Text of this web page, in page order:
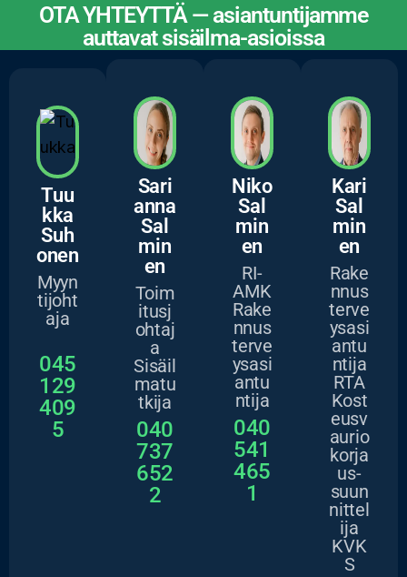
OTA YHTEYTTÄ — asiantuntijamme
auttavat sisäilma-asioissa
ASIANTUNTIJAMME
Tuu
kka
Suh
onen
Myyn
tijoht
aja
045
129
409
5
Sari
anna
Sal
min
en
Toim
itusj
ohtaj
a
Sisäil
matu
tkija
040
737
652
2
Niko
Sal
min
en
RI-
AMK
Rake
nnus
terve
ysasi
antu
ntija
040
541
465
1
Kari
Sal
min
en
Rake
nnus
terve
ysasi
antu
ntija
RTA
Kost
eusv
aurio
korja
us-
suun
nittel
ija
KVK
S